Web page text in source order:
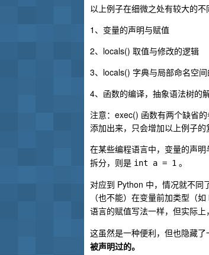
以上例子在细微之处有较大的不
1、变量的声明与赋值
2、locals() 取值与修改的逻辑
3、locals() 字典与局部命名空
4、函数的编译，抽象语法树的
注意：exec() 函数有两个缺省
添加出来，只会增加以上例子
在某些编程语言中，变量的声
拆分，则是 int a = 1 。
对应到 Python 中，情况就不同
（也不能）在变量前加类型（
语言的赋值写法一样，但实际
这虽然是一种便利，但也隐藏了
被声明过的。